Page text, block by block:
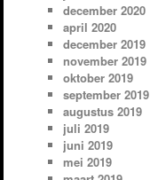
december 2020
april 2020
december 2019
november 2019
oktober 2019
september 2019
augustus 2019
juli 2019
juni 2019
mei 2019